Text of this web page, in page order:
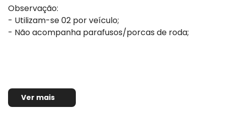
Observação:
- Utilizam-se 02 por veículo;
- Não acompanha parafusos/porcas de roda;
Ver mais